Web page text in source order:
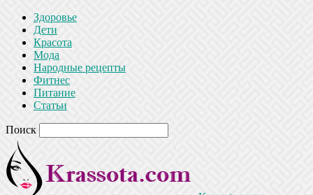
Здоровье
Дети
Красота
Мода
Народные рецепты
Фитнес
Питание
Статьи
Поиск